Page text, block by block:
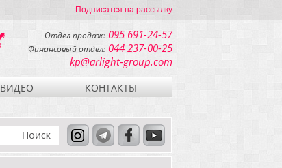
Подписатся на рассылку
Отдел продаж: 095 691-24-57
Финансовый отдел: 044 237-00-25
kp@arlight-group.com
ВИДЕО КОНТАКТЫ